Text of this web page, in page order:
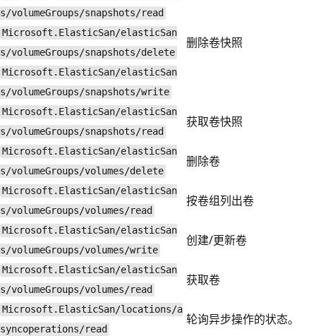
s/volumeGroups/snapshots/read
Microsoft.ElasticSan/elasticSan
s/volumeGroups/snapshots/delete
删除卷快照
Microsoft.ElasticSan/elasticSan
s/volumeGroups/snapshots/write
Microsoft.ElasticSan/elasticSan
s/volumeGroups/snapshots/read
获取卷快照
Microsoft.ElasticSan/elasticSan
s/volumeGroups/volumes/delete
删除卷
Microsoft.ElasticSan/elasticSan
s/volumeGroups/volumes/read
按卷组列出卷
Microsoft.ElasticSan/elasticSan
s/volumeGroups/volumes/write
创建/更新卷
Microsoft.ElasticSan/elasticSan
s/volumeGroups/volumes/read
获取卷
Microsoft.ElasticSan/locations/a
syncoperations/read
轮询异步操作的状态。